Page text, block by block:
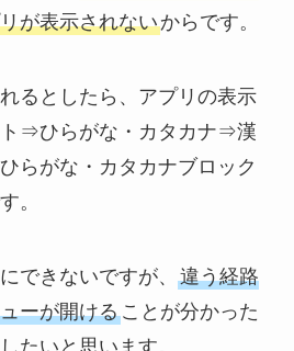
が表示されないからです。
るとしたら、アプリの表示
⇒ひらがな・カタカナ⇒漢
らがな・カタカナブロック
。
できないですが、 違う経路
ーが開けることが分かった
たいと思います。